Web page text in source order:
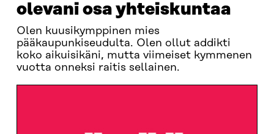
olevani osa yhteiskuntaa
Olen kuusikymppinen mies
pääkaupunkiseudulta. Olen ollut addikti
koko aikuisikäni, mutta viimeiset kymmenen
vuotta onneksi raitis sellainen.